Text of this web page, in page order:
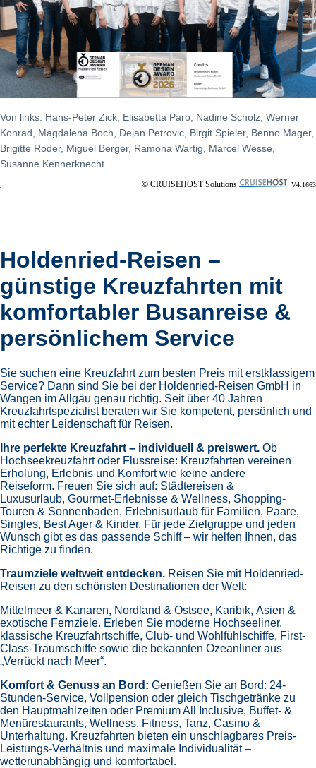
Von links: Hans-Peter Zick, Elisabetta Paro, Nadine Scholz, Werner
Konrad, Magdalena Boch, Dejan Petrovic, Birgit Spieler, Benno Mager,
Brigitte Roder, Miguel Berger, Ramona Wartig, Marcel Wesse,
Susanne Kennerknecht.
© CRUISEHOST Solutions V4.1663
Holdenried-Reisen –
günstige Kreuzfahrten mit
komfortabler Busanreise &
persönlichem Service
Sie suchen eine Kreuzfahrt zum besten Preis mit erstklassigem
Service? Dann sind Sie bei der Holdenried-Reisen GmbH in
Wangen im Allgäu genau richtig. Seit über 40 Jahren
Kreuzfahrtspezialist beraten wir Sie kompetent, persönlich und
mit echter Leidenschaft für Reisen.
Ihre perfekte Kreuzfahrt – individuell & preiswert. Ob
Hochseekreuzfahrt oder Flussreise: Kreuzfahrten vereinen
Erholung, Erlebnis und Komfort wie keine andere
Reiseform. Freuen Sie sich auf: Städtereisen &
Luxusurlaub, Gourmet-Erlebnisse & Wellness, Shopping-
Touren & Sonnenbaden, Erlebnisurlaub für Familien, Paare,
Singles, Best Ager & Kinder. Für jede Zielgruppe und jeden
Wunsch gibt es das passende Schiff – wir helfen Ihnen, das
Richtige zu finden.
Traumziele weltweit entdecken. Reisen Sie mit Holdenried-
Reisen zu den schönsten Destinationen der Welt:
Mittelmeer & Kanaren, Nordland & Ostsee, Karibik, Asien &
exotische Fernziele. Erleben Sie moderne Hochseeliner,
klassische Kreuzfahrtschiffe, Club- und Wohlfühlschiffe, First-
Class-Traumschiffe sowie die bekannten Ozeanliner aus
„Verrückt nach Meer“.
Komfort & Genuss an Bord: Genießen Sie an Bord: 24-
Stunden-Service, Vollpension oder gleich Tischgetränke zu
den Hauptmahlzeiten oder Premium All Inclusive, Buffet- &
Menürestaurants, Wellness, Fitness, Tanz, Casino &
Unterhaltung. Kreuzfahrten bieten ein unschlagbares Preis-
Leistungs-Verhältnis und maximale Individualität –
wetterunabhängig und komfortabel.